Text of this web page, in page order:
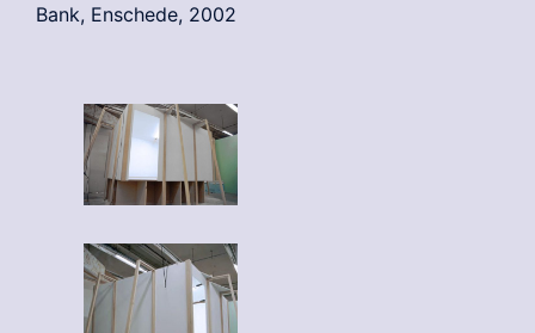
Bank, Enschede, 2002